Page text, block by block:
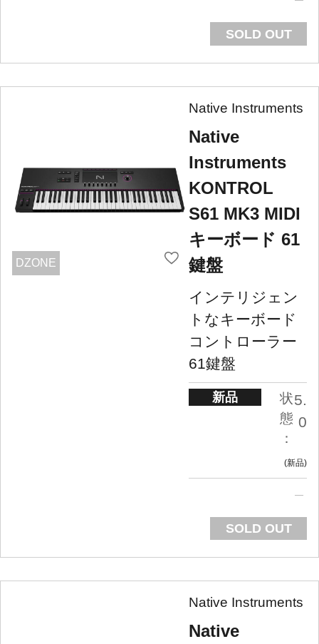
SOLD OUT
DZONE
Native Instruments
Native
Instruments
KONTROL
S61 MK3 MIDI
キーボード 61
鍵盤
インテリジェン
トなキーボード
コントローラー
61鍵盤
新品
状
態
：
5.
0
新品
SOLD OUT
Native Instruments
Native